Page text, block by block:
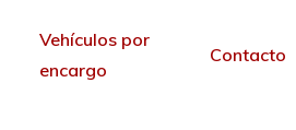
Vehículos por
encargo
Contacto